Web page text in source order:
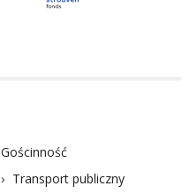
Gościnność
Transport publiczny